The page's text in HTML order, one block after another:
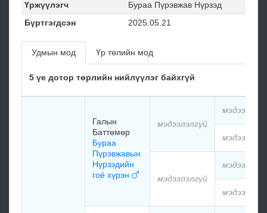
Үржүүлэгч
Бураа Пүрэвжав Нүрзэд
Бүртгэгдсэн
2025.05.21
Удмын мод Үр төлийн мод
5 үе дотор төрлийн нийлүүлэг байхгүй
Галын
Баттөмөр
Бураа
Пүрэвжавын
Нүрзэдийн
гоё хүрэн
мэдээлэлгүй
мэдээлэлгүй